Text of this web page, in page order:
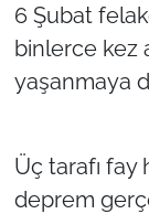
6 Şubat
binlerce kez
yaşanmaya
Üç tarafı fay
deprem